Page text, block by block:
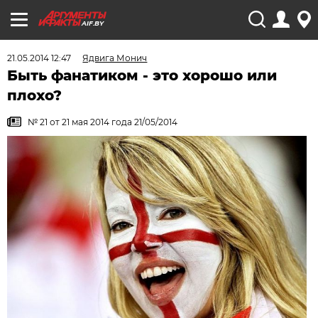
AIF.BY
21.05.2014 12:47 Ядвига Монич
Быть фанатиком - это хорошо или
плохо?
№ 21 от 21 мая 2014 года 21/05/2014